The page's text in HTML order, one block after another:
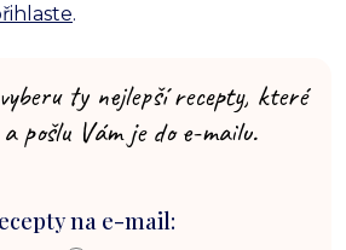
.
ty nejlepší recepty, které
pošlu Vám je do e-mailu.
na e-mail: